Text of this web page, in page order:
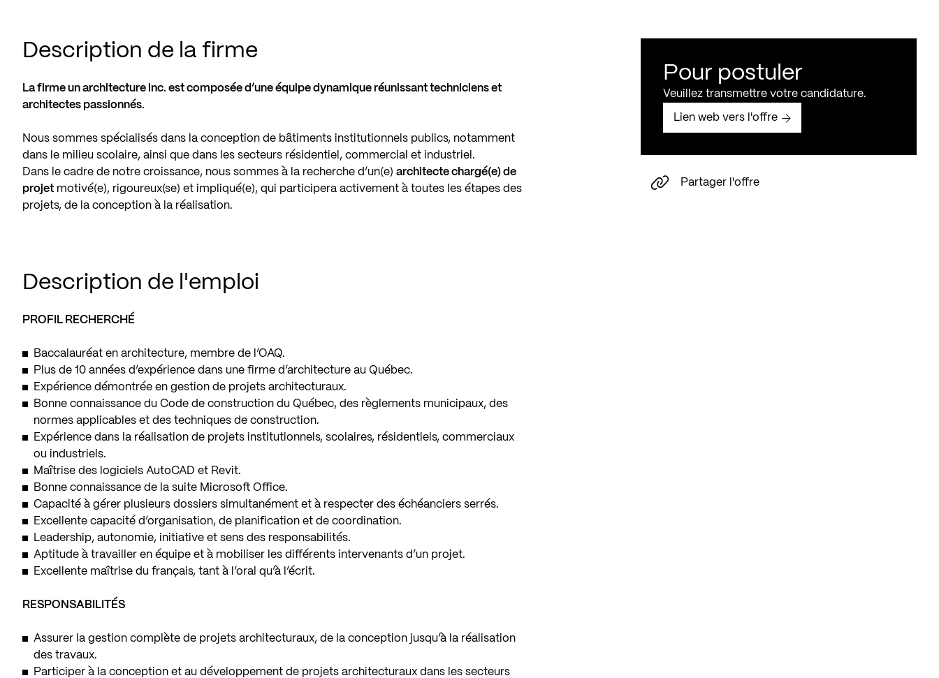
Description de la firme
La firme un architecture inc. est composée d’une équipe dynamique réunissant techniciens et
architectes passionnés.
Nous sommes spécialisés dans la conception de bâtiments institutionnels publics, notamment
dans le milieu scolaire, ainsi que dans les secteurs résidentiel, commercial et industriel.
Dans le cadre de notre croissance, nous sommes à la recherche d’un(e) architecte chargé(e) de
projet motivé(e), rigoureux(se) et impliqué(e), qui participera activement à toutes les étapes des
projets, de la conception à la réalisation.
Description de l'emploi
PROFIL RECHERCHÉ
Baccalauréat en architecture, membre de l’OAQ.
Plus de 10 années d’expérience dans une firme d’architecture au Québec.
Expérience démontrée en gestion de projets architecturaux.
Bonne connaissance du Code de construction du Québec, des règlements municipaux, des
normes applicables et des techniques de construction.
Expérience dans la réalisation de projets institutionnels, scolaires, résidentiels, commerciaux
ou industriels.
Maîtrise des logiciels AutoCAD et Revit.
Bonne connaissance de la suite Microsoft Office.
Capacité à gérer plusieurs dossiers simultanément et à respecter des échéanciers serrés.
Excellente capacité d’organisation, de planification et de coordination.
Leadership, autonomie, initiative et sens des responsabilités.
Aptitude à travailler en équipe et à mobiliser les différents intervenants d’un projet.
Excellente maîtrise du français, tant à l’oral qu’à l’écrit.
RESPONSABILITÉS
Assurer la gestion complète de projets architecturaux, de la conception jusqu’à la réalisation
des travaux.
Participer à la conception et au développement de projets architecturaux dans les secteurs
Pour postuler
Veuillez transmettre votre candidature.
Lien web vers l'offre
Partager l'offre